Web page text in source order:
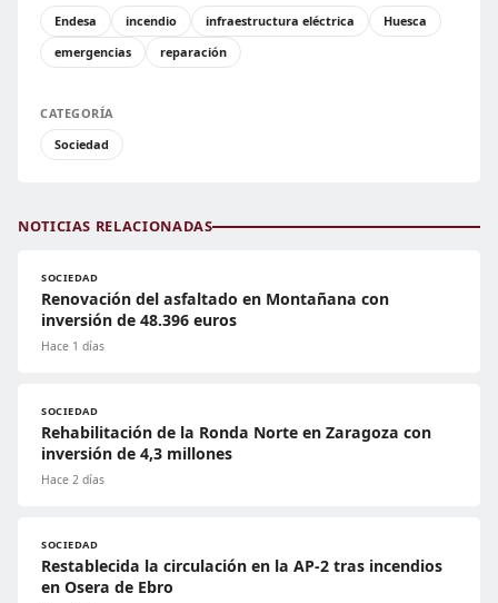
Endesa
incendio infraestructura eléctrica
Huesca
emergencias
reparación
CATEGORÍA
Sociedad
NOTICIAS RELACIONADAS
SOCIEDAD
Renovación del asfaltado en Montañana con
inversión de 48.396 euros
Hace 1 días
SOCIEDAD
Rehabilitación de la Ronda Norte en Zaragoza con
inversión de 4,3 millones
Hace 2 días
SOCIEDAD
Restablecida la circulación en la AP-2 tras incendios
en Osera de Ebro